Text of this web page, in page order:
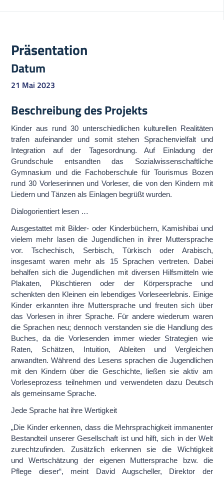
Präsentation
Datum
21 Mai 2023
Beschreibung des Projekts
Kinder aus rund 30 unterschiedlichen kulturellen Realitäten
trafen aufeinander und somit stehen Sprachenvielfalt und
Integration auf der Tagesordnung. Auf Einladung der
Grundschule entsandten das Sozialwissenschaftliche
Gymnasium und die Fachoberschule für Tourismus Bozen
rund 30 Vorleserinnen und Vorleser, die von den Kindern mit
Liedern und Tänzen als Einlagen begrüßt wurden.
Dialogorientiert lesen …
Ausgestattet mit Bilder- oder Kinderbüchern, Kamishibai und
vielem mehr lasen die Jugendlichen in ihrer Muttersprache
vor. Tschechisch, Serbisch, Türkisch oder Arabisch,
insgesamt waren mehr als 15 Sprachen vertreten. Dabei
behalfen sich die Jugendlichen mit diversen Hilfsmitteln wie
Plakaten, Plüschtieren oder der Körpersprache und
schenkten den Kleinen ein lebendiges Vorleseerlebnis. Einige
Kinder erkannten ihre Muttersprache und freuten sich über
das Vorlesen in ihrer Sprache. Für andere wiederum waren
die Sprachen neu; dennoch verstanden sie die Handlung des
Buches, da die Vorlesenden immer wieder Strategien wie
Raten, Schätzen, Intuition, Ableiten und Vergleichen
anwandten. Während des Lesens sprachen die Jugendlichen
mit den Kindern über die Geschichte, ließen sie aktiv am
Vorleseprozess teilnehmen und verwendeten dazu Deutsch
als gemeinsame Sprache.
Jede Sprache hat ihre Wertigkeit
„Die Kinder erkennen, dass die Mehrsprachigkeit immanenter
Bestandteil unserer Gesellschaft ist und hilft, sich in der Welt
zurechtzufinden. Zusätzlich erkennen sie die Wichtigkeit
und Wertschätzung der eigenen Muttersprache bzw. die
Pflege dieser“, meint David Augscheller, Direktor der